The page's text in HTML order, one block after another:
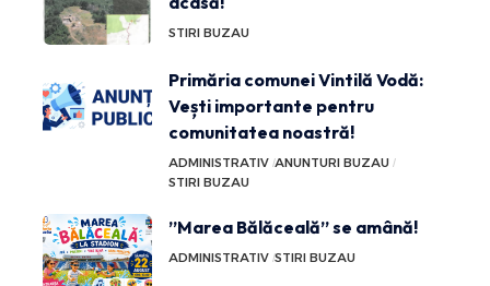
STIRI BUZAU
Primăria comunei Vintilă Vodă:
Vești importante pentru
comunitatea noastră!
ADMINISTRATIV ANUNTURI BUZAU
STIRI BUZAU
”Marea Bălăceală” se amână!
ADMINISTRATIV STIRI BUZAU